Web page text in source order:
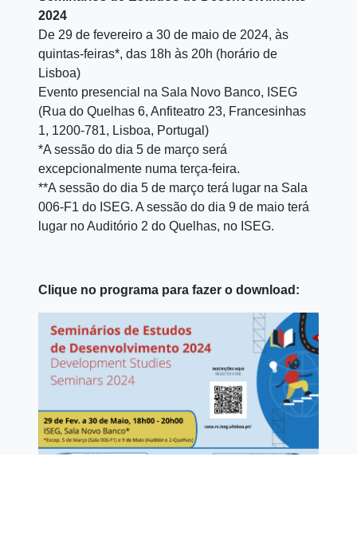
2024
De 29 de fevereiro a 30 de maio de 2024, às
quintas-feiras*, das 18h às 20h (horário de
Lisboa)
Evento presencial na Sala Novo Banco, ISEG
(Rua do Quelhas 6, Anfiteatro 23, Francesinhas
1, 1200-781, Lisboa, Portugal)
*A sessão do dia 5 de março será
excepcionalmente numa terça-feira.
**A sessão do dia 5 de março terá lugar na Sala
006-F1 do ISEG. A sessão do dia 9 de maio terá
lugar no Auditório 2 do Quelhas, no ISEG.
Clique no programa para fazer o download: